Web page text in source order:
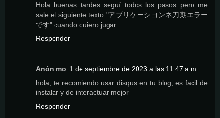
Hola buenas tardes seguí todos los pasos pero me
sale el siguiente texto "アブリケーシヨンネ刀期エラー
です" cuando quiero jugar
Responder
Anónimo 1 de septiembre de 2023 a las 11:47 a.m.
hola, te recomiendo usar disqus en tu blog, es facil de
instalar y de interactuar mejor
Responder